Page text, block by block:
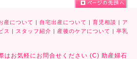
産について | 自宅出産について | 育児相談 | ア
ス | スタッフ紹介 | 産後のケアについて | 卒乳
はお気軽にお問合せください (C) 助産婦石